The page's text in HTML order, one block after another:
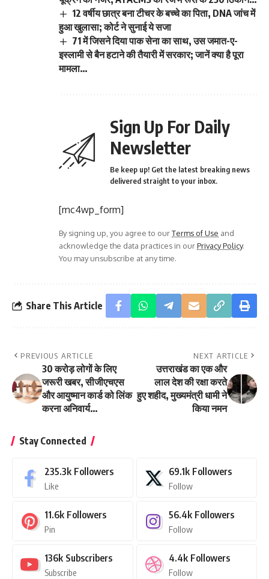
12 वर्षीय छात्र बना टीचर के बच्चे का पिता, DNA जांच में
हुआ खुलासा; कोर्ट ने सुनाई ये सजा
71 में जिसने दिया पाक सेना का साथ, उस जमात-ए-
इस्लामी से बैन हटाने की तैयारी में सरकार; जानें क्या है पूरा
मामला…
Sign Up For Daily
Newsletter
Be keep up! Get the latest breaking news
delivered straight to your inbox.
[mc4wp_form]
By signing up, you agree to ourTerms of Use and
acknowledge the data practices in ourPrivacy Policy.
You may unsubscribe at any time.
Share This Article
PREVIOUS ARTICLE
30 करोड़ लोगों के लिए
जरूरी खबर, सीजीएचएस
और आयुष्मान कार्ड को लिंक
करना अनिवार्य…
NEXT ARTICLE
उत्तराखंड का एक और
लाल देश की रक्षा करते
हुए शहीद, मुख्यमंत्री धामी ने
किया नमन
Stay Connected
235.3k Followers
Like
69.1k Followers
Follow
11.6k Followers
Pin
56.4k Followers
Follow
136k Subscribers
Subscribe
4.4k Followers
Follow